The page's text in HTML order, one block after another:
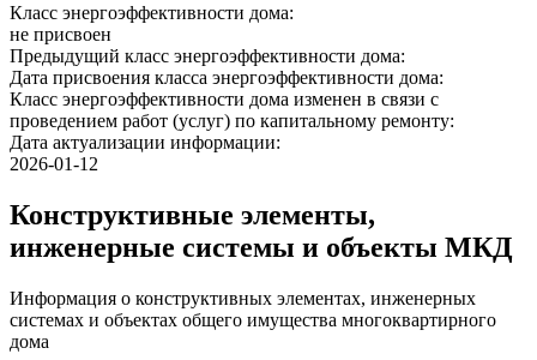
Класс энергоэффективности дома:
не присвоен
Предыдущий класс энергоэффективности дома:
Дата присвоения класса энергоэффективности дома:
Класс энергоэффективности дома изменен в связи с
проведением работ (услуг) по капитальному ремонту:
Дата актуализации информации:
2026-01-12
Конструктивные элементы,
инженерные системы и объекты МКД
Информация о конструктивных элементах, инженерных
системах и объектах общего имущества многоквартирного
дома